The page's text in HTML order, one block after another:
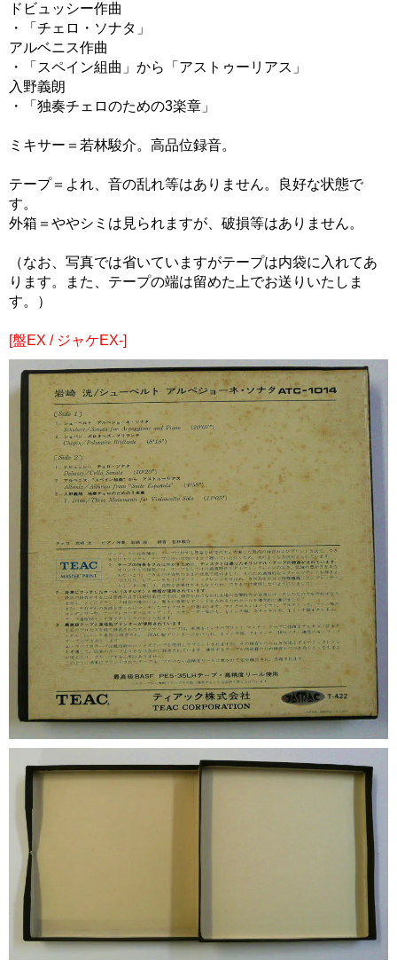
ドビュッシー作曲
・「チェロ・ソナタ」
アルベニス作曲
・「スペイン組曲」から「アストゥーリアス」
入野義朗
・「独奏チェロのための3楽章」
ミキサー＝若林駿介。高品位録音。
テープ＝よれ、音の乱れ等はありません。良好な状態で
す。
外箱＝ややシミは見られますが、破損等はありません。
（なお、写真では省いていますがテープは内袋に入れてあ
ります。また、テープの端は留めた上でお送りいたしま
す。）
[盤EX / ジャケEX-]